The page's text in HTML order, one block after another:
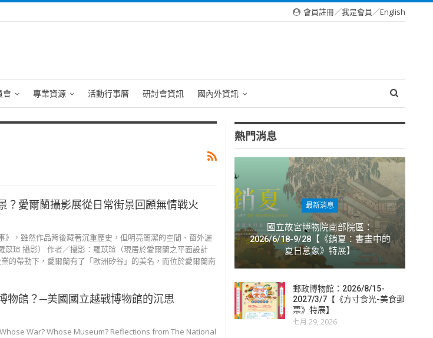
會員註冊／我是會員／English
會 專業資源 活動行事曆 研討會資訊 國內外資訊
？愛爾蘭攝影展從日常街景回顧無情戰火
，雖然作品背後藏著沉重歷史，但明亮簡潔的空間、窗外灑
瑄 攝影） 作者／攝影：羅苡瑄（現居於愛爾蘭之平面設計
的帶動下，愛爾蘭有了「歐洲矽谷」的美名，而位於愛爾蘭南
物館？─美國國立越戰博物館的沉思
War? Whose Museum? Reflections from The National
熱門消息
最新消息
國立故宮博物院南部院區：
2026/6/18-9/28【《銷夏：書畫中的
夏日意象》特展】
郵政博物館：2026/8/15-
2027/3/7【《方寸食光-美食郵
票》特展】
七月 29, 2026